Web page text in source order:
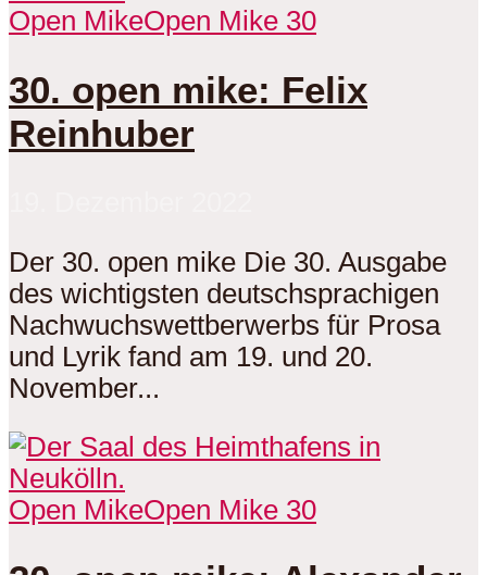
Open MikeOpen Mike 30
30. open mike: Felix
Reinhuber
Der 30. open mike Die 30. Ausgabe
des wichtigsten deutschsprachigen
Nachwuchswettberwerbs für Prosa
und Lyrik fand am 19. und 20.
November...
Open MikeOpen Mike 30